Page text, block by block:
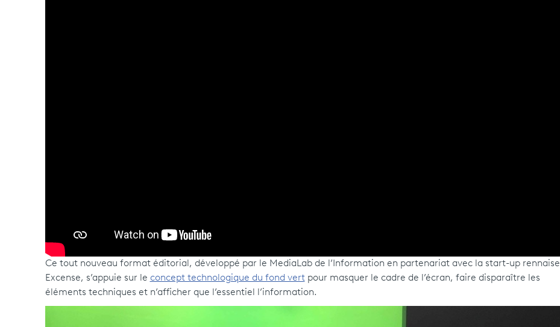
Ce tout nouveau format éditorial, développé par le MediaLab de l’Information en partenariat avec la start-up rennaise
Excense, s’appuie sur le concept technologique du fond vertpour masquer le cadre de l’écran, faire disparaître les
éléments techniques et n’afficher que l’essentiel l’information.